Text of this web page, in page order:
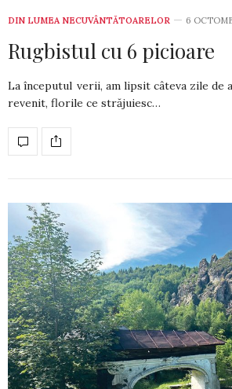
DIN LUMEA NECUVÂNTĂTOARELOR 6
Rugbistul cu 6 picioare
La începutul verii, am lipsit câteva zile de
revenit, florile ce stră­ju­iesc…